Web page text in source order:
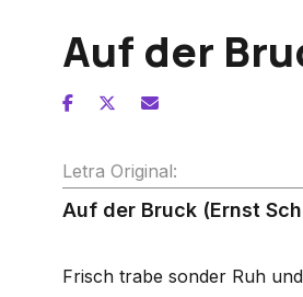
Auf der
Letra Original:
Auf der Bruck (Ernst
Frisch trabe sonder Ruh